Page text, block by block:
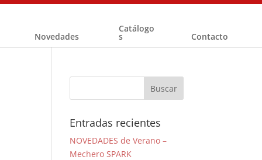
Novedades
Catálogo
s Contacto
Entradas recientes
NOVEDADES de Verano –
Mechero SPARK